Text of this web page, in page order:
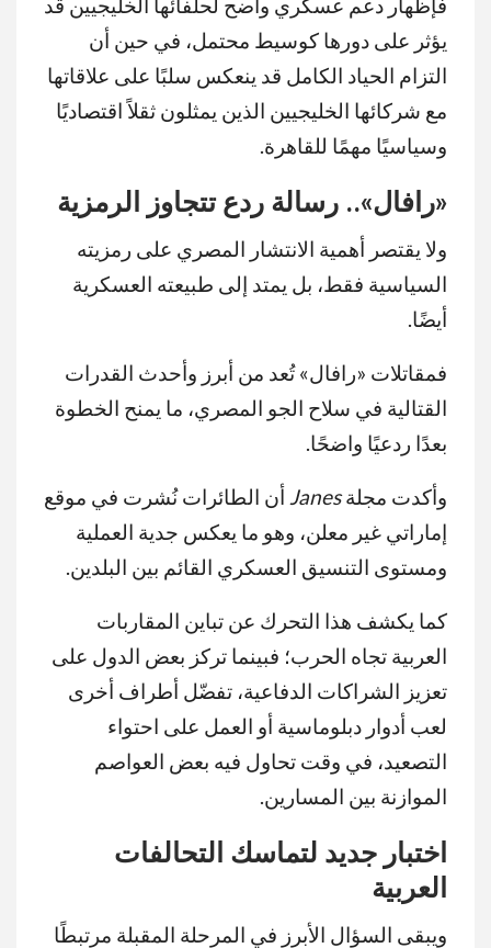
يؤثر على دورها كوسيط محتمل، في حين أن
التزام الحياد الكامل قد ينعكس سلبًا على علاقاتها
مع شركائها الخليجيين الذين يمثلون ثقلاً اقتصاديًا
وسياسيًا مهمًا للقاهرة.
«رافال».. رسالة ردع تتجاوز الرمزية
ولا يقتصر أهمية الانتشار المصري على رمزيته
السياسية فقط، بل يمتد إلى طبيعته العسكرية
أيضًا.
فمقاتلات «رافال» تُعد من أبرز وأحدث القدرات
القتالية في سلاح الجو المصري، ما يمنح الخطوة
بعدًا ردعيًا واضحًا.
وأكدت مجلةJanes أن الطائرات نُشرت في موقع
إماراتي غير معلن، وهو ما يعكس جدية العملية
ومستوى التنسيق العسكري القائم بين البلدين.
كما يكشف هذا التحرك عن تباين المقاربات
العربية تجاه الحرب؛ فبينما تركز بعض الدول على
تعزيز الشراكات الدفاعية، تفضّل أطراف أخرى
لعب أدوار دبلوماسية أو العمل على احتواء
التصعيد، في وقت تحاول فيه بعض العواصم
الموازنة بين المسارين.
اختبار جديد لتماسك التحالفات
العربية
ويبقى السؤال الأبرز في المرحلة المقبلة مرتبطًا